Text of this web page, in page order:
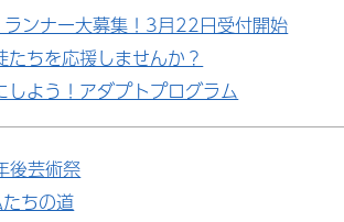
ンナー大募集！3月22日受付開始
ちを応援しませんか？
よう！アダプトプログラム
芸術祭
ちの道